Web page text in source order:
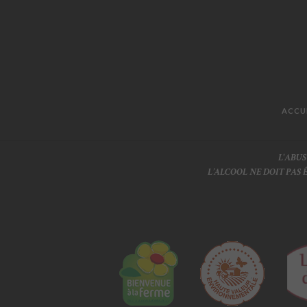
L’ALCOOL NE DOIT PAS